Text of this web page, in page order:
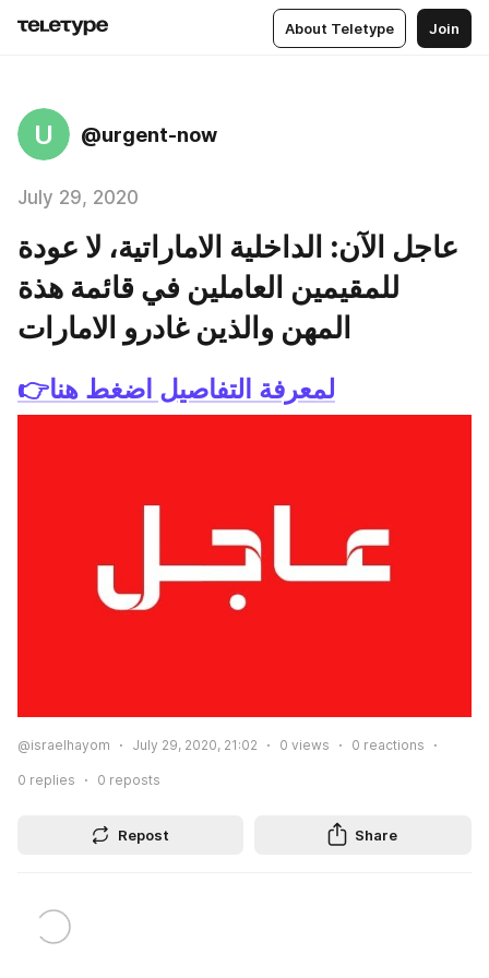
About Teletype Join
U @urgent-now
July 29, 2020
عاجل الآن: الداخلية الاماراتية، لا عودة
للمقيمين العاملين في قائمة هذة
المهن والذين غادرو الامارات
👉لمعرفة التفاصيل اضغط هنا
@israelhayom July 29, 2020, 21:02 0 views 0 reactions
0 replies 0 reposts
Repost Share